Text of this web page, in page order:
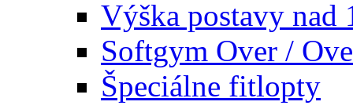
Výška postavy nad
Softgym Over /
Špeciálne fitlopty